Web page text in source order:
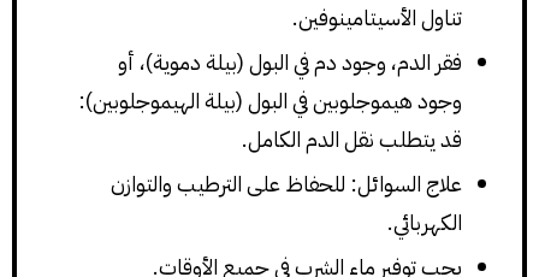
تناول الأسيتامينوفين.
فقر الدم، وجود دم في البول (بيلة دموية)، أو
وجود هيموجلوبين في البول (بيلة الهيموجلوبين):
قد يتطلب نقل الدم الكامل.
علاج السوائل: للحفاظ على الترطيب والتوازن
الكهربائي.
يجب توفير ماء الشرب في جميع الأوقات.